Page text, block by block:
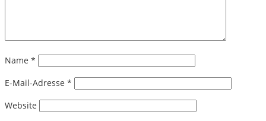
Name *
E-Mail-Adresse *
Website